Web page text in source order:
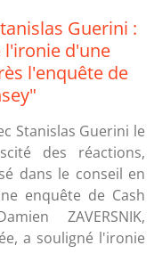
Guerini :
l'ironie d'une
l'enquête de
Stanislas Guerini le
des réactions,
dans le conseil en
enquête de Cash
ZAVERSNIK,
a souligné l'ironie